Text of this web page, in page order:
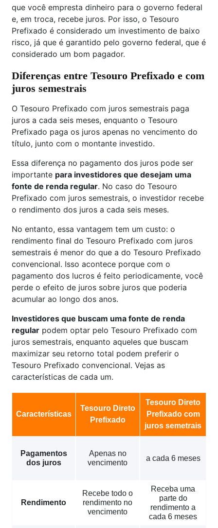
que você empresta dinheiro para o governo federal
e, em troca, recebe juros. Por isso, o Tesouro
Prefixado é considerado um investimento de baixo
risco, já que é garantido pelo governo federal, que é
considerado um bom pagador.
Diferenças entre Tesouro Prefixado e com
juros semestrais
O Tesouro Prefixado com juros semestrais paga
juros a cada seis meses, enquanto o Tesouro
Prefixado paga os juros apenas no vencimento do
título, junto com o montante investido.
Essa diferença no pagamento dos juros pode ser
importante para investidores que desejam uma
fonte de renda regular. No caso do Tesouro
Prefixado com juros semestrais, o investidor recebe
o rendimento dos juros a cada seis meses.
No entanto, essa vantagem tem um custo: o
rendimento final do Tesouro Prefixado com juros
semestrais é menor do que a do Tesouro Prefixado
convencional. Isso acontece porque com o
pagamento dos lucros é feito periodicamente, você
perde o efeito de juros sobre juros que poderia
acumular ao longo dos anos.
Investidores que buscam uma fonte de renda
regular podem optar pelo Tesouro Prefixado com
juros semestrais, enquanto aqueles que buscam
maximizar seu retorno total podem preferir o
Tesouro Prefixado convencional. Vejas as
características de cada um.
Características
Tesouro Direto
Prefixado
Tesouro Direto
Prefixado com
juros semetrais
Pagamentos
dos juros
Apenas no
vencimento
a cada 6 meses
Rendimento
Recebe todo o
rendimento no
vencimento
Receba uma
parte do
rendimento a
cada 6 meses